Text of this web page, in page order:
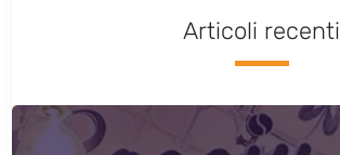
Articoli recenti